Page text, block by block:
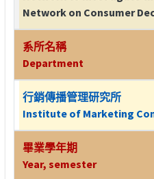
Network on Consumer
系所名稱
Department
行銷傳播管理研究所
Institute of Marketing
畢業學年期
Year, semester